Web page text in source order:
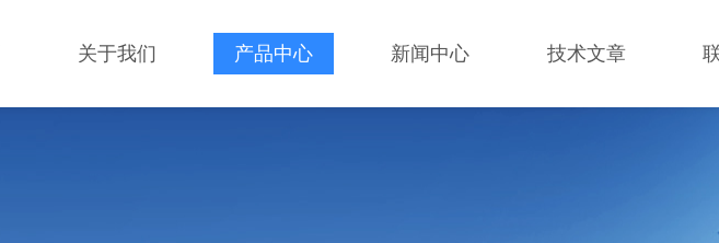
关于我们 产品中心 新闻中心 技术文章